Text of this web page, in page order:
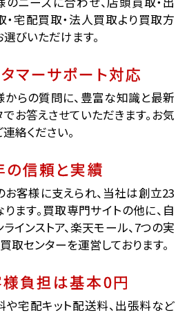
・宅配買取・法人買取より買取方
びいただけます。
マーサポート対応
からの質問に、豊富な知識と最新
お答えさせていただきます。お気
絡ください。
の信頼と実績
お客様に支えられ、当社は創立23
ます。買取専門サイトの他に、自
インストア、楽天モール、7つの実
取センターを運営しております。
負担は基本0円
や宅配キット配送料、出張料など